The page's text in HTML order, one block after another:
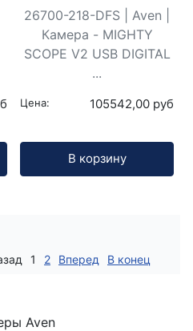
26700-218-DFS | Aven |
Камера - MIGHTY
SCOPE V2 USB DIGITAL
...
Цена: 105542,00 руб
В корзину
1 2 Вперед В конец
Aven